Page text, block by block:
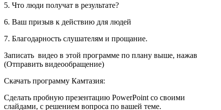
5. Что люди получат в результате?
6. Ваш призыв к действию для людей
7. Благодарность слушателям и прощание.
Записать видео в этой программе по плану выше, нажав
(Отправить видеообращение)
Скачать программу Камтазия:
Сделать пробную презентацию PowerPoint со своими
слайдами, с решением вопроса по вашей теме.